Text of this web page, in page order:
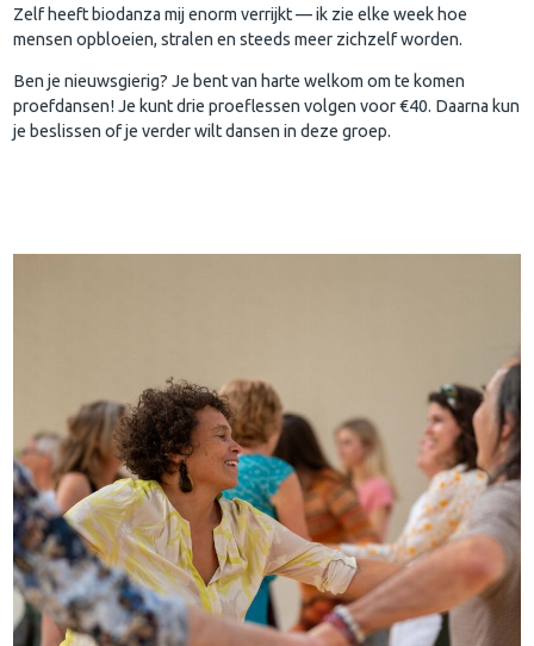
Zelf heeft biodanza mij enorm verrijkt — ik zie elke week hoe
mensen opbloeien, stralen en steeds meer zichzelf worden.
Ben je nieuwsgierig? Je bent van harte welkom om te komen
proefdansen! Je kunt drie proeflessen volgen voor €40. Daarna kun
je beslissen of je verder wilt dansen in deze groep.